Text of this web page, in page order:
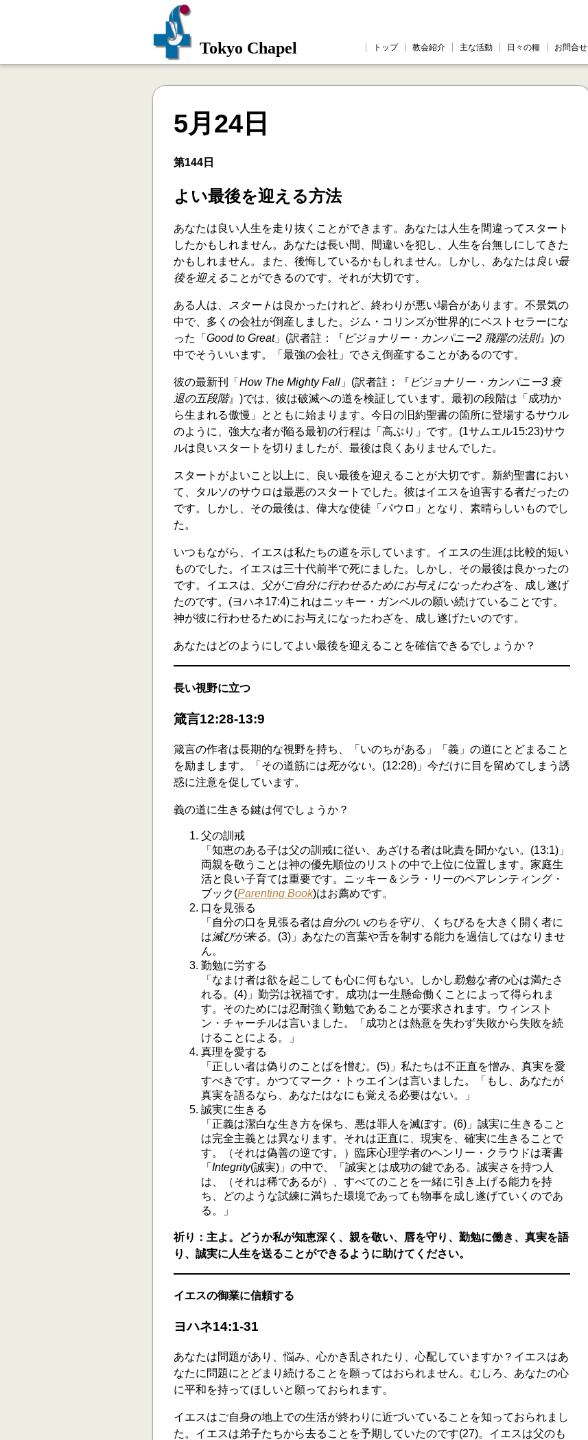
Tokyo Chapel トップ 教会紹介 主な活動 日々の糧 お問合せ
5月24日
第144日
よい最後を迎える方法
あなたは良い人生を走り抜くことができます。あなたは人生を間違ってスタート
したかもしれません。あなたは長い間、間違いを犯し、人生を台無しにしてきた
かもしれません。また、後悔しているかもしれません。しかし、あなたは良い最
後を迎えることができるのです。それが大切です。
ある人は、 スタート は良かったけれど、終わりが悪い場合があります。不景気の
中で、多くの会社が倒産しました。ジム・コリンズが世界的にベストセラーにな
った「 Good to Great」(訳者註：『 ビジョナリー・カンパニー2 飛躍の法則』)の
中でそういいます。「最強の会社」でさえ倒産することがあるのです。
彼の最新刊「 How The Mighty Fall 」(訳者註：『 ビジョナリー・カンパニー3 衰
退の五段階』)では、彼は破滅への道を検証しています。最初の段階は「成功か
ら生まれる傲慢」とともに始まります。今日の旧約聖書の箇所に登場するサウル
のように、強大な者が陥る最初の行程は「高ぶり」です。(1サムエル15:23)サウ
ルは良いスタートを切りましたが、最後は良くありませんでした。
スタートがよいこと以上に、良い最後を迎えることが大切です。新約聖書におい
て、タルソのサウロは最悪のスタートでした。彼はイエスを迫害する者だったの
です。しかし、その最後は、偉大な使徒「パウロ」となり、素晴らしいものでし
た。
いつもながら、イエスは私たちの道を示しています。イエスの生涯は比較的短い
ものでした。イエスは三十代前半で死にました。しかし、その最後は良かったの
です。イエスは、
父がご自分に行わせるためにお与えになったわざを、成し遂げ
たのです。(ヨハネ17:4)これはニッキー・ガンベルの願い続けていることです。
神が彼に行わせるためにお与えになったわざを、成し遂げたいのです。
あなたはどのようにしてよい最後を迎えることを確信できるでしょうか？
長い視野に立つ
箴言12:28-13:9
箴言の作者は長期的な視野を持ち、「いのちがある」「義」の道にとどまること
を励まします。「その道筋には死がない。(12:28)」今だけに目を留めてしまう誘
惑に注意を促しています。
義の道に生きる鍵は何でしょうか？
父の訓戒
「知恵のある子は父の訓戒に従い、あざける者は叱責を聞かない。(13:1)」
両親を敬うことは神の優先順位のリストの中で上位に位置します。家庭生
活と良い子育ては重要です。ニッキー＆シラ・リーのペアレンティング・
ブック(Parenting Book)はお薦めです。
口を見張る
「自分の口を見張る者は自分のいのちを守り 、くちびるを大きく開く者に
は滅びが来る。(3)」あなたの言葉や舌を制する能力を過信してはなりませ
ん。
勤勉に労する
「なまけ者は欲を起こしても心に何もない。しかし 勤勉な者の心は満たさ
れる。(4)」勤労は祝福です。成功は一生懸命働くことによって得られま
す。そのためには忍耐強く勤勉であることが要求されます。ウィンスト
ン・チャーチルは言いました。「成功とは熱意を失わず失敗から失敗を続
けることによる。」
真理を愛する
「正しい者は偽りのことばを憎む。(5)」私たちは不正直を憎み、真実を愛
すべきです。かつてマーク・トゥエインは言いました。「もし、あなたが
真実を語るなら、あなたはなにも覚える必要はない。」
誠実に生きる
「正義は潔白な生き方を保ち、悪は罪人を滅ぼす。(6)」誠実に生きること
は完全主義とは異なります。それは正直に、現実を、確実に生きることで
す。（それは偽善の逆です。）臨床心理学者のヘンリー・クラウドは著書
「 Integrity(誠実)」の中で、「誠実とは成功の鍵である。誠実さを持つ人
は、（それは稀であるが）、すべてのことを一緒に引き上げる能力を持
ち、どのような試練に満ちた環境であっても物事を成し遂げていくのであ
る。」
祈り：主よ。どうか私が知恵深く、親を敬い、唇を守り、勤勉に働き、真実を語
り、誠実に人生を送ることができるように助けてください。
イエスの御業に信頼する
ヨハネ14:1-31
あなたは問題があり、悩み、心かき乱されたり、心配していますか？イエスはあ
なたに問題にとどまり続けることを願ってはおられません。むしろ、あなたの心
に平和を持ってほしいと願っておられます。
イエスはご自身の地上での生活が終わりに近づいていることを知っておられまし
た。イエスは弟子たちから去ることを予期していたのです(27)。イエスは父のも